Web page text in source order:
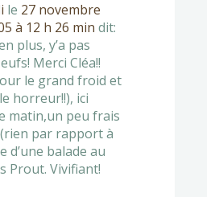
le 27 novembre
à 12 h 26 min dit:
plus, y’a pas
Merci Cléa!!
le grand froid et
horreur!!), ici
matin,un peu frais
par rapport à
d’une balade au
Prout. Vivifiant!